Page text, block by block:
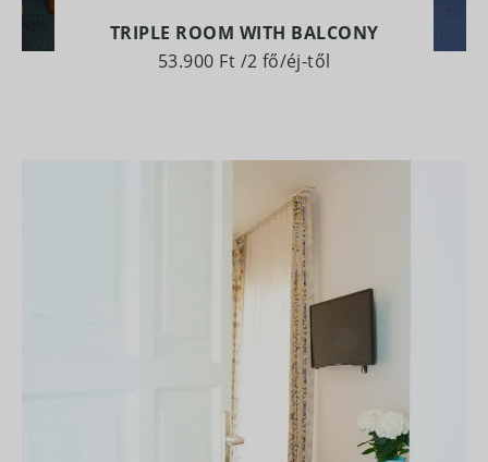
TRIPLE ROOM WITH BALCONY
53.900 Ft /2 fő/éj-től